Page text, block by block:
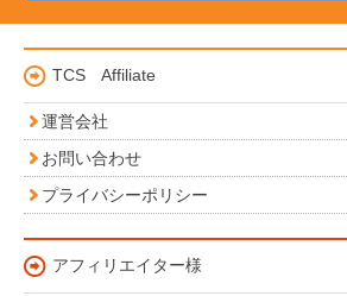
TCS Affiliate
運営会社
お問い合わせ
プライバシーポリシー
アフィリエイター様